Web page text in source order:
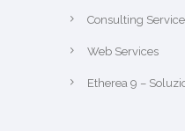
Consulting
Web Services
Etherea 9 –